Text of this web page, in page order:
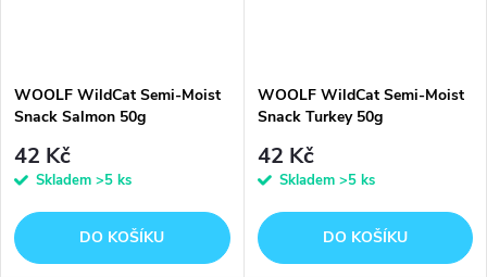
WOOLF WildCat Semi-Moist
Snack Salmon 50g
42 Kč
Skladem >5 ks
DO KOŠÍKU
WOOLF WildCat Semi-Moist
Snack Turkey 50g
42 Kč
Skladem >5 ks
DO KOŠÍKU